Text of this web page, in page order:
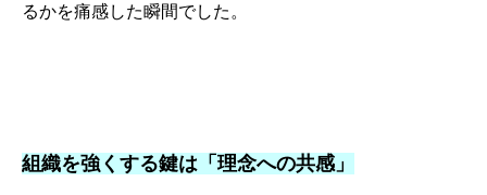
るかを痛感した瞬間でした。
組織を強くする鍵は「理念への共感」